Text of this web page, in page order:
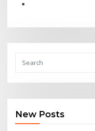
New Posts